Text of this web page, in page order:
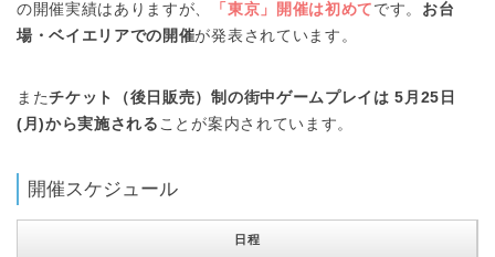
の開催実績はありますが、 「東京」開催は初めて です。 お台
場・ベイエリアでの開催が発表されています。
またチケット（後日販売）制の街中ゲームプレイは 5月25日
(月)から実施される ことが案内されています。
開催スケジュール
日程